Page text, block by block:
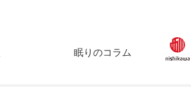
眠りのコラム